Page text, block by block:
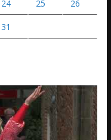
24 25 26
31